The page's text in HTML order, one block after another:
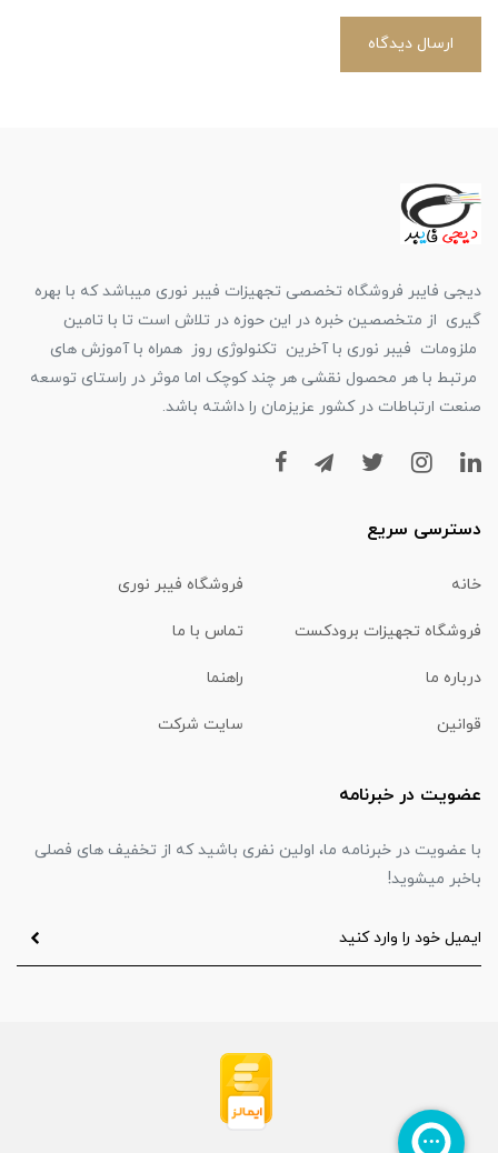
ارسال دیدگاه
دیجی فایبر فروشگاه تخصصی تجهیزات فیبر نوری میباشد که با بهره
گیری از متخصصین خبره در این حوزه در تلاش است تا با تامین
ملزومات فیبر نوری با آخرین تکنولوژی روز همراه با آموزش های
مرتبط با هر محصول نقشی هر چند کوچک اما موثر در راستای توسعه
صنعت ارتباطات در کشور عزیزمان را داشته باشد.
دسترسی سریع
خانه فروشگاه فیبر نوری
فروشگاه تجهیزات برودکست تماس با ما
درباره ما راهنما
قوانین سایت شرکت
عضویت در خبرنامه
با عضویت در خبرنامه ما، اولین نفری باشید که از تخفیف های فصلی
باخبر میشوید!